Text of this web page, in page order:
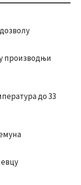
производњи
до 33